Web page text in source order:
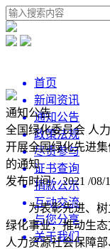
首页
新闻资讯
通知公告
政策法规
尽责参与
证书查询
捐款公示
互动交流
与您分享
关于我们
通知公告
全国绿化委员会 人
开展全国绿化先进
的通知
发布时间：2021 /08/
为表彰先进、
绿化事业，推动生
人力资源社会保障